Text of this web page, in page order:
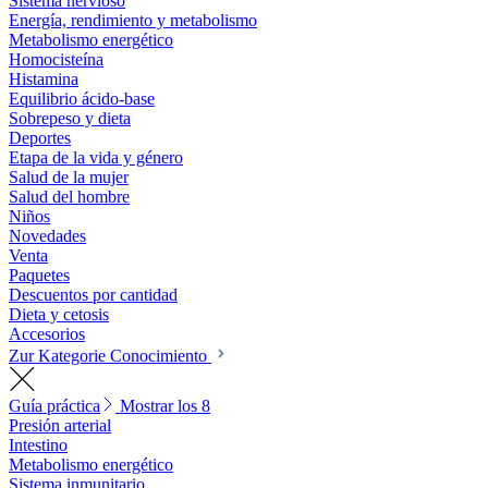
Energía, rendimiento y metabolismo
Metabolismo energético
Homocisteína
Histamina
Equilibrio ácido-base
Sobrepeso y dieta
Deportes
Etapa de la vida y género
Salud de la mujer
Salud del hombre
Niños
Novedades
Venta
Paquetes
Descuentos por cantidad
Dieta y cetosis
Accesorios
Zur Kategorie Conocimiento
Guía práctica
Mostrar los 8
Presión arterial
Intestino
Metabolismo energético